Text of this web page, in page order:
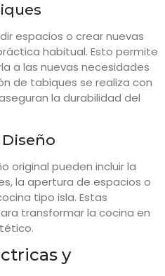
espacios o crear nuevas
habitual. Esto permite
a las nuevas necesidades
de tabiques se realiza con
la durabilidad del
original pueden incluir la
la apertura de espacios o
tipo isla. Estas
transformar la cocina en
y